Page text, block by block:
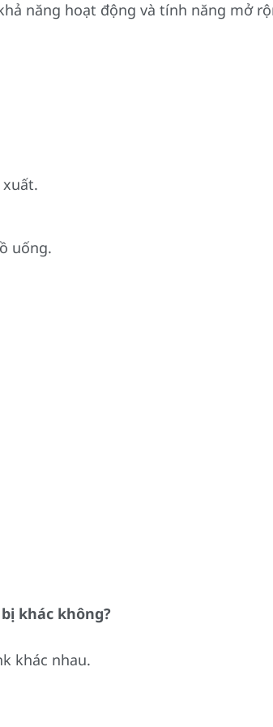
năng hoạt động và tính năng mở
uống.
khác không?
khác nhau.